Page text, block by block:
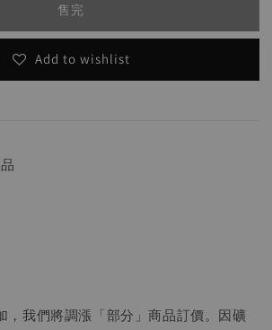
售完
Add to wishlist
我們將調漲「部分」商品訂價。因礦